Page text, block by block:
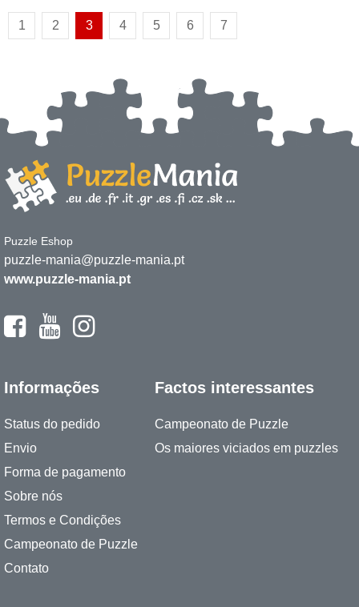
1 2 3 4 5 6 7
Puzzle Eshop
puzzle-mania@puzzle-mania.pt
www.puzzle-mania.pt
Informações
Status do pedido
Envio
Forma de pagamento
Sobre nós
Termos e Condições
Campeonato de Puzzle
Contato
Factos interessantes
Campeonato de Puzzle
Os maiores viciados em puzzles